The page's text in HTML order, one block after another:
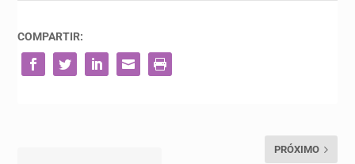
COMPARTIR:
PRÓXIMO